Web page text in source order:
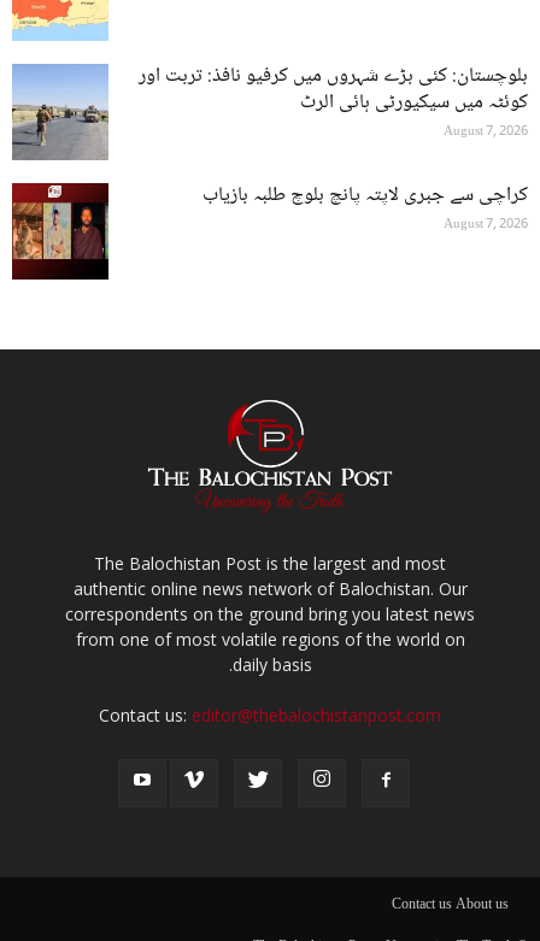
بلوچستان: کئی بڑے شہروں میں کرفیو نافذ: تربت اور
کوئٹہ میں سیکیورٹی ہائی الرٹ
August 7, 2026
کراچی سے جبری لاپتہ پانچ بلوچ طلبہ بازیاب
August 7, 2026
The Balochistan Post is the largest and most
authentic online news network of Balochistan. Our
correspondents on the ground bring you latest news
from one of most volatile regions of the world on
daily basis.
Contact us: editor@thebalochistanpost.com
About us
Contact us